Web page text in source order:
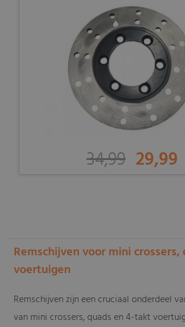
34,99 29,99
Remschijven voor mini
voertuigen
Remschijven zijn een cruciaal onderdeel
van mini crossers, quads en 4-takt